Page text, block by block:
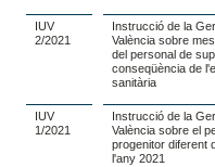
IUV
2/2021
Instrucció de la
València sobre
del personal de
conseqüència de
sanitària
IUV
1/2021
Instrucció de la
València sobre el
progenitor diferent
l'any 2021